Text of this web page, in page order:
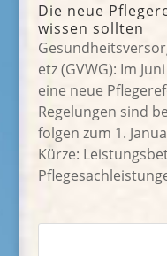
Die neue
wissen sollten
etz (GVWG): Im
eine neue
Regelungen sind
folgen zum 1.
Kürze: